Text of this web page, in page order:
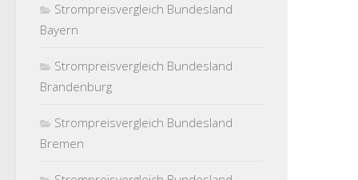
Strompreisvergleich Bundesland
Bayern
Strompreisvergleich Bundesland
Brandenburg
Strompreisvergleich Bundesland
Bremen